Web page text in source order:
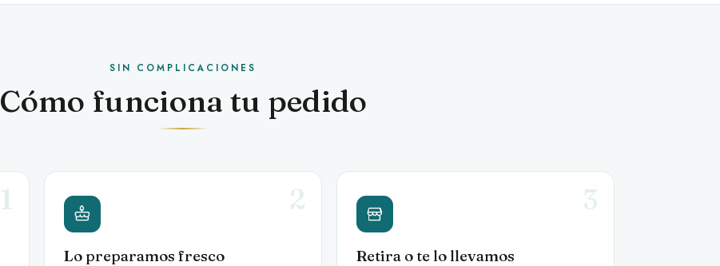
SIN COMPLICACIONES
Cómo funciona tu pedido
1 2
Lo preparamos fresco
3
Retira o te lo llevamos